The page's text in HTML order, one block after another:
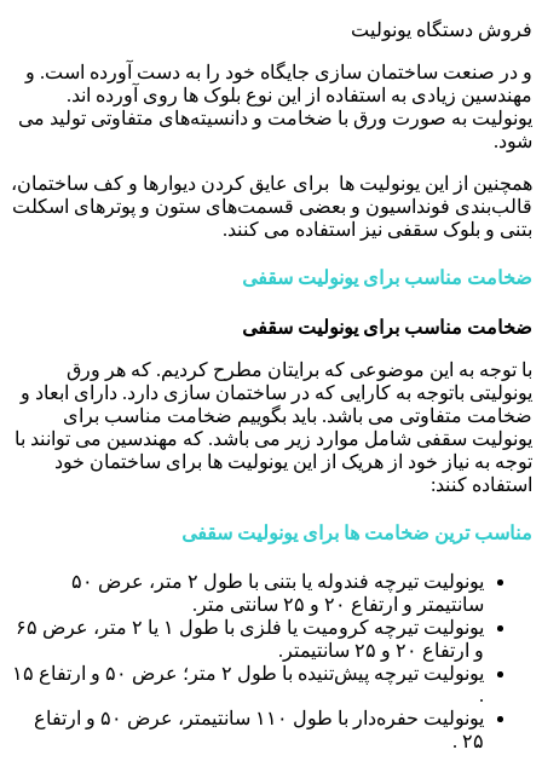
فروش دستگاه یونولیت
و در صنعت ساختمان سازی جایگاه خود را به دست آورده است. و
مهندسین زیادی به استفاده از این نوع بلوک ها روی آورده اند.
یونولیت به صورت ورق با ضخامت و دانسیته‌های متفاوتی تولید می
شود.
همچنین از این یونولیت ها برای عایق کردن دیوارها و کف ساختمان،
قالب‌بندی فونداسیون و بعضی قسمت‌های ستون و پوترهای اسکلت
بتنی و بلوک سقفی نیز استفاده می کنند.
ضخامت مناسب برای یونولیت سقفی
ضخامت مناسب برای یونولیت سقفی
با توجه به این موضوعی که برایتان مطرح کردیم. که هر ورق
یونولیتی باتوجه به کارایی که در ساختمان سازی دارد. دارای ابعاد و
ضخامت متفاوتی می باشد. باید بگوییم ضخامت مناسب برای
یونولیت سقفی شامل موارد زیر می باشد. که مهندسین می توانند با
توجه به نیاز خود از هریک از این یونولیت ها برای ساختمان خود
استفاده کنند:
مناسب ترین ضخامت ها برای یونولیت سقفی
یونولیت تیرچه فندوله یا بتنی با طول ۲ متر، عرض ۵۰
سانتیمتر و ارتفاع ۲۰ و ۲۵ سانتی متر.
یونولیت تیرچه کرومیت یا فلزی با طول ۱ یا ۲ متر، عرض ۶۵
و ارتفاع ۲۰ و ۲۵ سانتیمتر.
یونولیت تیرچه پیش‌تنیده با طول ۲ متر؛ عرض ۵۰ و ارتفاع ۱۵
.
یونولیت حفره‌دار با طول ۱۱۰ سانتیمتر، عرض ۵۰ و ارتفاع
۲۵ .